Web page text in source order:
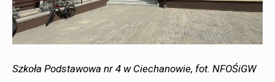
Szkoła Podstawowa nr 4 w Ciechanowie, fot. NFOŚiGW